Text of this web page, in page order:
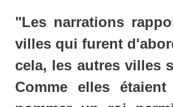
"Les narrations
villes qui furent
cela, les autres villes
Comme elles